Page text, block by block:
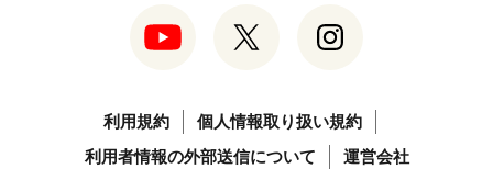
利用規約
個人情報取り扱い規約
利用者情報の外部送信について
運営会社